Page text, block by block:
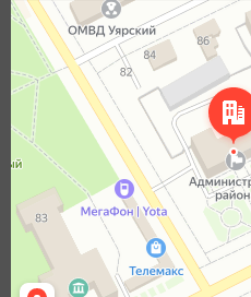
Уяр
Улица Ленина, 85 — Яндекс Карты